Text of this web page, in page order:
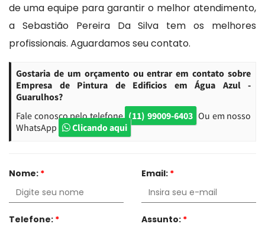
de uma equipe para garantir o melhor atendimento,
a Sebastião Pereira Da Silva tem os melhores
profissionais. Aguardamos seu contato.
Gostaria de um orçamento ou entrar em contato sobre
Empresa de Pintura de Edificios em Água Azul -
Guarulhos?
Fale conosco pelo telefone (11) 99009-6403 Ou em nosso
WhatsApp
Clicando aqui
Nome: * Email: *
Telefone: * Assunto: *